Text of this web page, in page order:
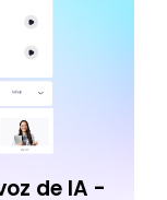
de IA -